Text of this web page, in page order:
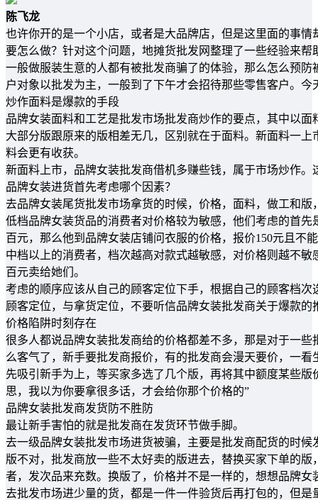
陈飞龙
也许你开的是一个小店，或者是大品牌店，但是这里面的事
要怎么做？针对这个问题，地摊货批发网整理了一些经验来
一般做服装生意的人都有被批发商骗了的体验，那么怎么预
户对象以批发为主，一般到了下午才会招待那些零售客户。
炒作面料是爆款的手段
品牌女装面料和工艺是批发市场批发商炒作的要点，其中以
大部分版跟原来的版相差无几，区别就在于面料。新面料一
料会更有收获。
新面料上市，品牌女装批发商借机多赚些钱，属于市场炒作
品牌女装进货首先考虑哪个因素？
去品牌女装尾货批发市场拿货的时候，价格，面料，做工和
低档品牌女装货品的消费者对价格较为敏感，他们考虑的首
百元，那么他到品牌女装店铺问衣服的价格，报价150元且不
中档以上的消费者，档次越高对款式越敏感，对价格则越不
百元卖给她们。
考虑的顺序应该从自己的顾客定位下手，根据自己的顾客档
顾客定位，与拿货定位，不要听信品牌女装批发商关于爆款
价格陷阱时刻存在
很多人都说品牌女装批发商给的价格都差不多，那是对于一
么客气了，新手要批发商报价，有的批发商会漫天要价，一
先吸引新手为上，等买家多选了几个版，再将其中额度某些
思，我以为你要拿很多话，才会给你那个价格的”
品牌女装批发商发货防不胜防
最让新手害怕的就是批发商在发货环节做手脚。
去一级品牌女装批发市场进货被骗，主要是批发商配货的时候
版不对，批发商放一些不太好卖的版进去，替换买家下单的
者，发次品来充数。换版了，价格并不是一样的，想想品牌
去批发市场进少量的货，都是一件一件验货后再打包的，但